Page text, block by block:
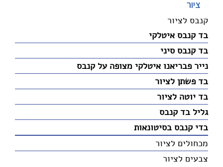
ציור
קנבס לציור
בד קנבס איטלקי
בד קנבס סיני
נייר פבריאנו איטלקי מצופה על קנבס
בד פשתן לציור
בד יוטה לציור
גליל בד קנבס
בדי קנבס בסיטונאות
מכחולים לציור
צבעים לציור